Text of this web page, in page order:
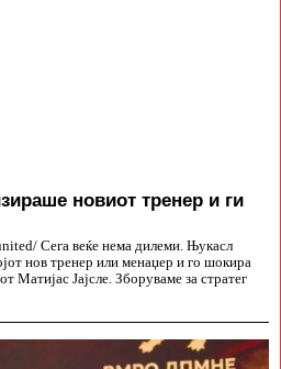
новиот тренер и ги
Сега веќе нема дилеми. Њукасл
нов тренер или менаџер и го шокира
Матијас Јајсле. Зборуваме за стратег